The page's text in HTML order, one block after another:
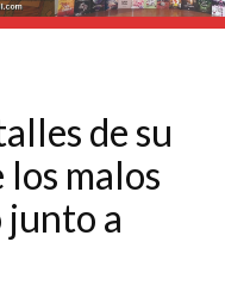
de su
los malos
junto a